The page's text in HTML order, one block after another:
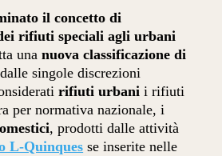
il concetto di
rifiuti speciali agli urbani
unanuova classificazione di
singole discrezioni
rifiuti urbani i rifiuti
per normativa nazionale, i
, prodotti dalle attività
L-Quinques se inserite nelle